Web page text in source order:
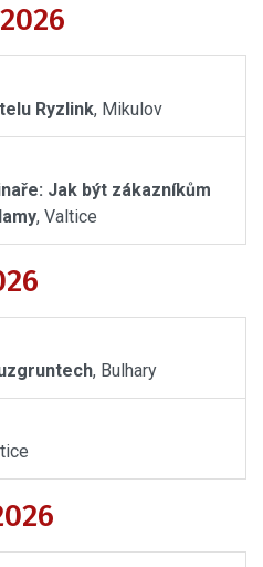
Ryzlink, Mikulov
Jak být zákazníkům
, Valtice
, Bulhary